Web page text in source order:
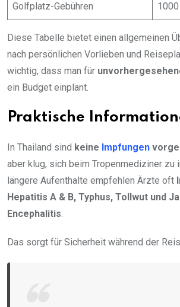
Golfplatz-Gebühren
Diese Tabelle bietet einen allgemeinen
nach persönlichen Vorlieben und
wichtig, dass man für
ein Budget einplant.
Praktische
In Thailand sind keine Impfungen
aber klug, sich beim Tropenmediziner zu
längere Aufenthalte empfehlen Ärzte oft
Hepatitis A & B, Typhus, Tollwut und
Encephalitis.
Das sorgt für Sicherheit während der